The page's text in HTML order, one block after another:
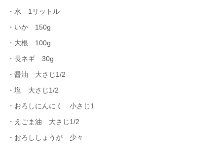
・水 1リットル
・いか 150g
・大根 100g
・長ネギ 30g
・醤油 大さじ1/2
・塩 大さじ1/2
・おろしにんにく 小さじ1
・えごま油 大さじ1/2
・おろししょうが 少々